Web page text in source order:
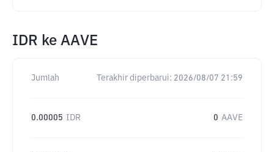
IDR ke AAVE
Jumlah Terakhir diperbarui: 2026/08/07 21:59
0.00005 IDR 0 AAVE